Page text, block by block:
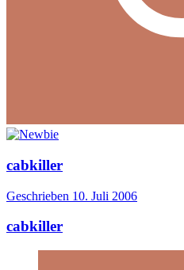
cabkiller
Geschrieben 10. Juli 2006
cabkiller